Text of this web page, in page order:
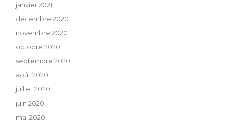
janvier 2021
décembre 2020
novembre 2020
octobre 2020
septembre 2020
août 2020
juillet 2020
juin 2020
mai 2020